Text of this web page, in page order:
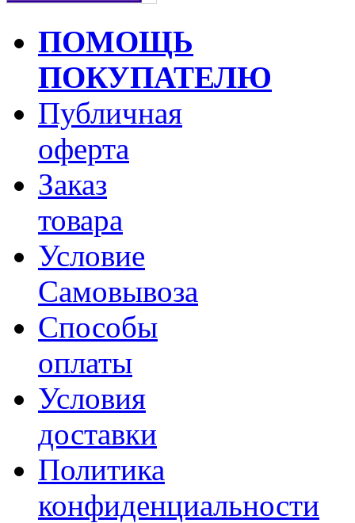
ПОМОЩЬ
ПОКУПАТЕЛЮ
Публичная
оферта
Заказ
товара
Условие
Самовывоза
Способы
оплаты
Условия
доставки
Политика
конфиденциальности